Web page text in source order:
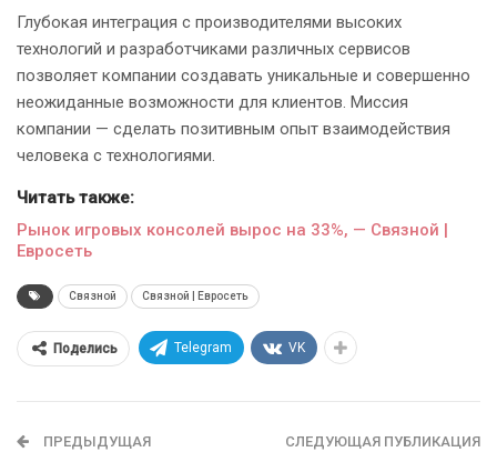
Глубокая интеграция с производителями высоких
технологий и разработчиками различных сервисов
позволяет компании создавать уникальные и совершенно
неожиданные возможности для клиентов. Миссия
компании — сделать позитивным опыт взаимодействия
человека с технологиями.
Читать также:
Рынок игровых консолей вырос на 33%, — Связной |
Евросеть
Связной Связной | Евросеть
Поделись Telegram VK
ПРЕДЫДУЩАЯ
СЛЕДУЮЩАЯ ПУБЛИКАЦИЯ